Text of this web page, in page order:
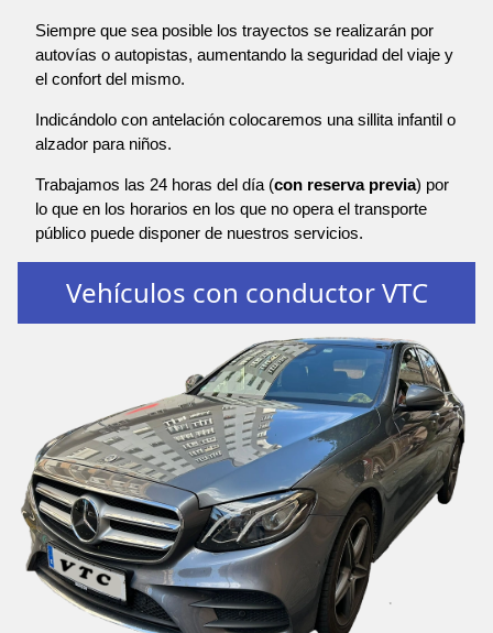
Siempre que sea posible los trayectos se realizarán por
autovías o autopistas, aumentando la seguridad del viaje y
el confort del mismo.
Indicándolo con antelación colocaremos una sillita infantil o
alzador para niños.
Trabajamos las 24 horas del día (con reserva previa) por
lo que en los horarios en los que no opera el transporte
público puede disponer de nuestros servicios.
Vehículos con conductor VTC